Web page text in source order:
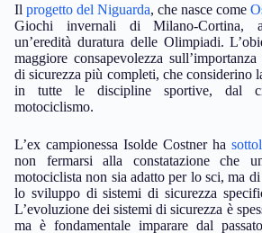
Il progetto del Niguarda, che nasce come
Giochi invernali di Milano-Cortina,
un’eredità duratura delle Olimpiadi.
maggiore consapevolezza
di sicurezza più completi, che considerino
in tutte le discipline sportive, dal
motociclismo.
L’ex campionessa Isolde Costner ha
non fermarsi alla constatazione che
motociclista non sia adatto per lo sci, ma
lo sviluppo di sistemi di sicurezza
L’evoluzione dei sistemi di sicurezza è
ma è fondamentale imparare dal